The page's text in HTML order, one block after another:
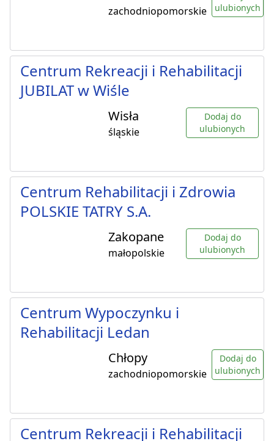
zachodniopomorskie
ulubionych
Centrum Rekreacji i Rehabilitacji
JUBILAT w Wiśle
Wisła
śląskie
Dodaj do
ulubionych
Centrum Rehabilitacji i Zdrowia
POLSKIE TATRY S.A.
Zakopane
małopolskie
Dodaj do
ulubionych
Centrum Wypoczynku i
Rehabilitacji Ledan
Chłopy
zachodniopomorskie
Dodaj do
ulubionych
Centrum Rekreacji i Rehabilitacji